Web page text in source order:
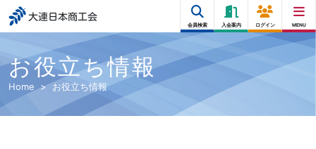
大連日本商工会
会員検索 入会案内 ログイン MENU
お役立ち情報
Home お役立ち情報